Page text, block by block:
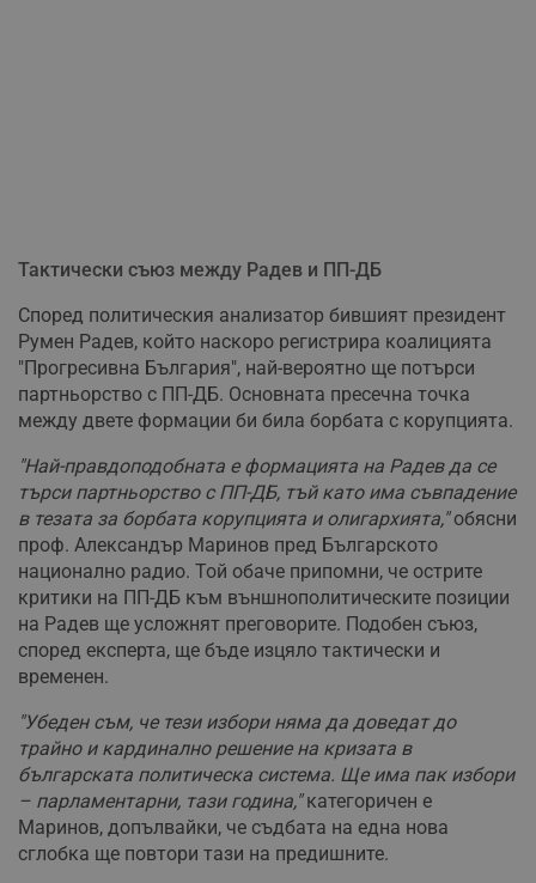
Тактически съюз между Радев и ПП-ДБ
Според политическия анализатор бившият президент
Румен Радев, който наскоро регистрира коалицията
"Прогресивна България", най-вероятно ще потърси
партньорство с ПП-ДБ. Основната пресечна точка
между двете формации би била борбата с корупцията.
"Най-правдоподобната е формацията на Радев да се
търси партньорство с ПП-ДБ, тъй като има съвпадение
в тезата за борбата корупцията и олигархията,"обясни
проф. Александър Маринов пред Българското
национално радио. Той обаче припомни, че острите
критики на ПП-ДБ към външнополитическите позиции
на Радев ще усложнят преговорите. Подобен съюз,
според експерта, ще бъде изцяло тактически и
временен.
"Убеден съм, че тези избори няма да доведат до
трайно и кардинално решение на кризата в
българската политическа система. Ще има пак избори
– парламентарни, тази година,"категоричен е
Маринов, допълвайки, че съдбата на една нова
сглобка ще повтори тази на предишните.